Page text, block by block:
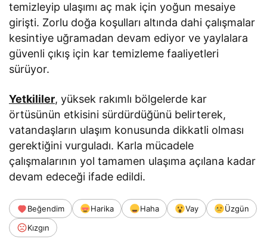
temizleyip ulaşımı aç mak için yoğun mesaiye
girişti. Zorlu doğa koşulları altında dahi çalışmalar
kesintiye uğramadan devam ediyor ve yaylalara
güvenli çıkış için kar temizleme faaliyetleri
sürüyor.
Yetkililer, yüksek rakımlı bölgelerde kar
örtüsünün etkisini sürdürdüğünü belirterek,
vatandaşların ulaşım konusunda dikkatli olması
gerektiğini vurguladı. Karla mücadele
çalışmalarının yol tamamen ulaşıma açılana kadar
devam edeceği ifade edildi.
Beğendim Harika Haha Vay
Üzgün
Kızgın